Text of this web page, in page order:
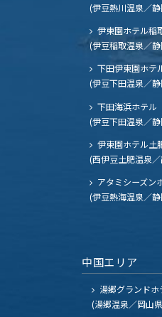
(伊豆熱川温泉／
伊東園ホテル稲
(伊豆稲取温泉／
下田伊東園ホテ
(伊豆下田温泉／
下田海浜ホテル
(伊豆下田温泉／
伊東園ホテル土
(西伊豆土肥温泉
アタミシーズン
(伊豆熱海温泉／
中国エリア
湯郷グランドホ
(湯郷温泉／岡山